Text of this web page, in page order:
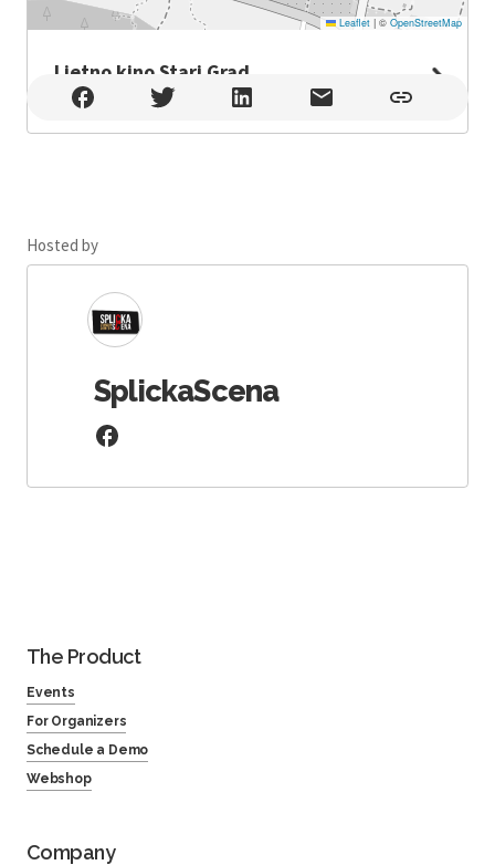
Leaflet |© OpenStreetMap
Ljetno kino Stari Grad
Ljetno kino Stari Grad , Stari Grad
Hosted by
SplickaScena
The Product
Events
For Organizers
Schedule a Demo
Webshop
Company